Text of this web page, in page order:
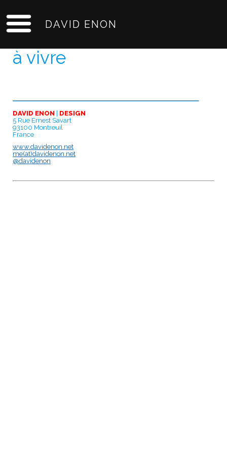
à vivre
DAVID ENON
DESIGN
5 Rue Ernest Savart
93100 Montreuil
France
www.davidenon.net
me(at)davidenon.net
@davidenon
DAVID ENON